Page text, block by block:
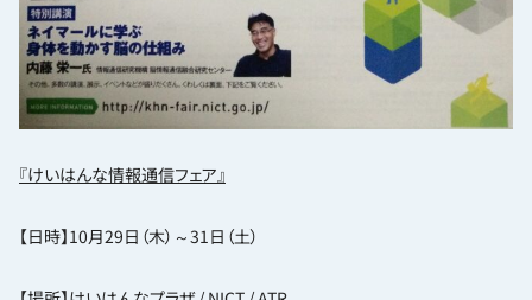
『けいはんな情報通信フェア』
【日時】10月29日（木）～31日（土）